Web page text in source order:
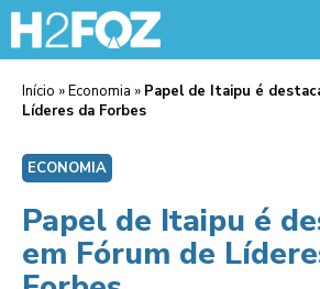
Início »Economia » Papel de Itaipu é
Líderes da Forbes
ECONOMIA
Papel de Itaipu é
em Fórum de